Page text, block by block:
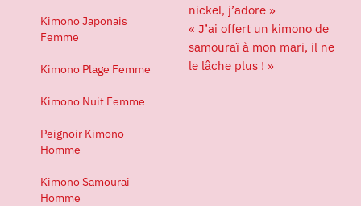
Kimono Japonais
Femme
Kimono Plage Femme
Kimono Nuit Femme
Peignoir Kimono
Homme
Kimono Samourai
Homme
nickel, j’adore »
« J’ai offert un kimono de
samouraï à mon mari, il ne
le lâche plus ! »